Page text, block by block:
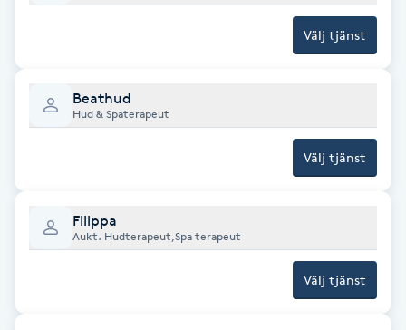
Gelenaglar
Gellack
Gellack med förstärkning
Gravidyoga
Gua Sha-massage
Välj tjänst
Beathud
Hud & Spaterapeut
Välj tjänst
Filippa
Aukt. Hudterapeut,Spa terapeut
Välj tjänst